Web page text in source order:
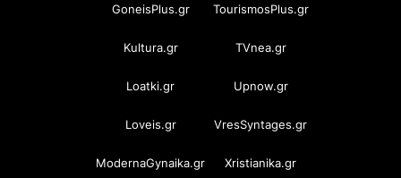
GoneisPlus.gr TourismosPlus.gr
Kultura.gr TVnea.gr
Loatki.gr Upnow.gr
Loveis.gr VresSyntages.gr
ModernaGynaika.gr Xristianika.gr